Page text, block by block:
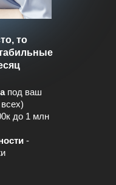
под ваш
до 1 млн
-
то